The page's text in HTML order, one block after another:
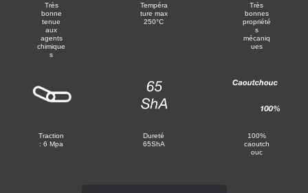
Très
bonne
tenue
aux
agents
chimique
s
Tempéra
ture max
250°C
Très
bonnes
propriété
s
mécaniq
ues
Traction
: 6 Mpa
Dureté
65ShA
100%
caoutch
ouc